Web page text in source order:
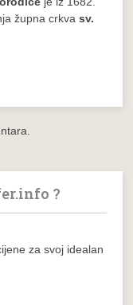
župna crkvasv.
?
za svoj idealan